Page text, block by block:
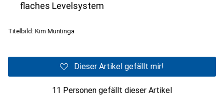
flaches Levelsystem
Titelbild: Kim Muntinga
Dieser Artikel gefällt mir!
11 Personen gefällt dieser Artikel